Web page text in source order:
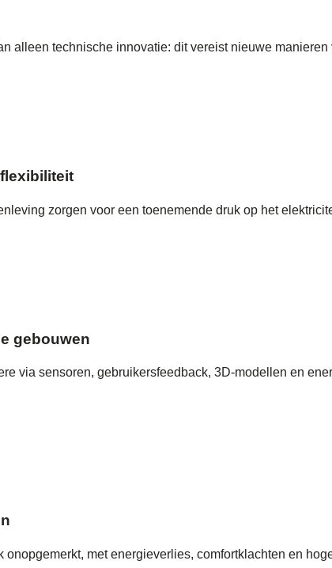
alleen technische innovatie: dit vereist nieuwe
zorgen voor een toenemende druk op het
gebouwen
via sensoren, gebruikersfeedback, 3D-modellen en
met energieverlies, comfortklachten en